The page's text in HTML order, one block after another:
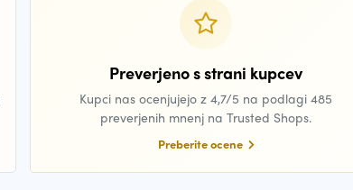
Preverjeno s strani kupcev
Kupci nas ocenjujejo z 4,7/5 na podlagi 485
preverjenih mnenj na Trusted Shops.
Preberite ocene